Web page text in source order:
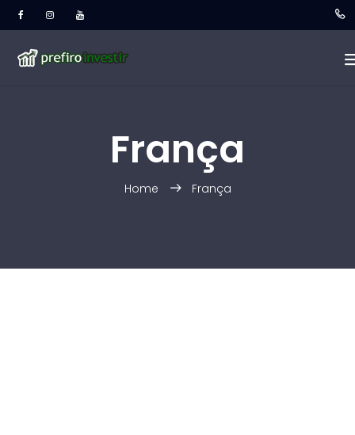
França
Home França